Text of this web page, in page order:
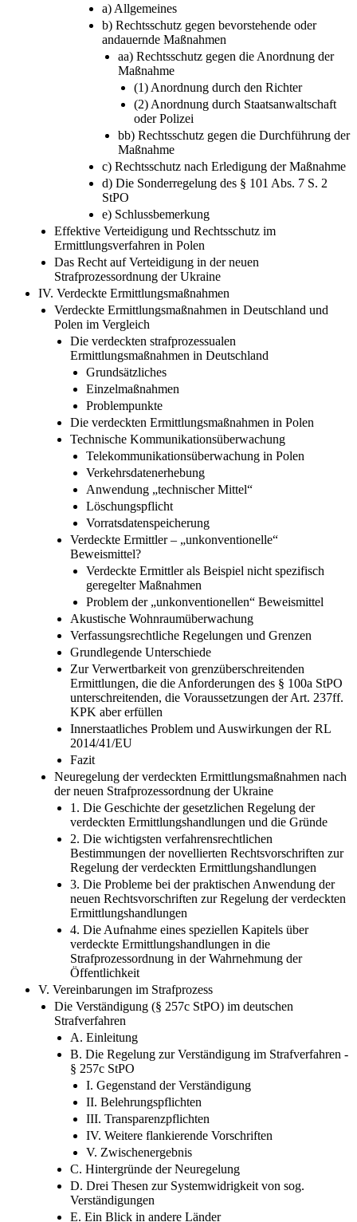
a) Allgemeines
b) Rechtsschutz gegen bevorstehende oder
andauernde Maßnahmen
aa) Rechtsschutz gegen die Anordnung der
Maßnahme
(1) Anordnung durch den Richter
(2) Anordnung durch Staatsanwaltschaft
oder Polizei
bb) Rechtsschutz gegen die Durchführung der
Maßnahme
c) Rechtsschutz nach Erledigung der Maßnahme
d) Die Sonderregelung des § 101 Abs. 7 S. 2
StPO
e) Schlussbemerkung
Effektive Verteidigung und Rechtsschutz im
Ermittlungsverfahren in Polen
Das Recht auf Verteidigung in der neuen
Strafprozessordnung der Ukraine
IV. Verdeckte Ermittlungsmaßnahmen
Verdeckte Ermittlungsmaßnahmen in Deutschland und
Polen im Vergleich
Die verdeckten strafprozessualen
Ermittlungsmaßnahmen in Deutschland
Grundsätzliches
Einzelmaßnahmen
Problempunkte
Die verdeckten Ermittlungsmaßnahmen in Polen
Technische Kommunikationsüberwachung
Telekommunikationsüberwachung in Polen
Verkehrsdatenerhebung
Anwendung „technischer Mittel“
Löschungspflicht
Vorratsdatenspeicherung
Verdeckte Ermittler – „unkonventionelle“
Beweismittel?
Verdeckte Ermittler als Beispiel nicht spezifisch
geregelter Maßnahmen
Problem der „unkonventionellen“ Beweismittel
Akustische Wohnraumüberwachung
Verfassungsrechtliche Regelungen und Grenzen
Grundlegende Unterschiede
Zur Verwertbarkeit von grenzüberschreitenden
Ermittlungen, die die Anforderungen des § 100a StPO
unterschreitenden, die Voraussetzungen der Art. 237ff.
KPK aber erfüllen
Innerstaatliches Problem und Auswirkungen der RL
2014/41/EU
Fazit
Neuregelung der verdeckten Ermittlungsmaßnahmen nach
der neuen Strafprozessordnung der Ukraine
1. Die Geschichte der gesetzlichen Regelung der
verdeckten Ermittlungshandlungen und die Gründe
2. Die wichtigsten verfahrensrechtlichen
Bestimmungen der novellierten Rechtsvorschriften zur
Regelung der verdeckten Ermittlungshandlungen
3. Die Probleme bei der praktischen Anwendung der
neuen Rechtsvorschriften zur Regelung der verdeckten
Ermittlungshandlungen
4. Die Aufnahme eines speziellen Kapitels über
verdeckte Ermittlungshandlungen in die
Strafprozessordnung in der Wahrnehmung der
Öffentlichkeit
V. Vereinbarungen im Strafprozess
Die Verständigung (§ 257c StPO) im deutschen
Strafverfahren
A. Einleitung
B. Die Regelung zur Verständigung im Strafverfahren -
§ 257c StPO
I. Gegenstand der Verständigung
II. Belehrungspflichten
III. Transparenzpflichten
IV. Weitere flankierende Vorschriften
V. Zwischenergebnis
C. Hintergründe der Neuregelung
D. Drei Thesen zur Systemwidrigkeit von sog.
Verständigungen
E. Ein Blick in andere Länder